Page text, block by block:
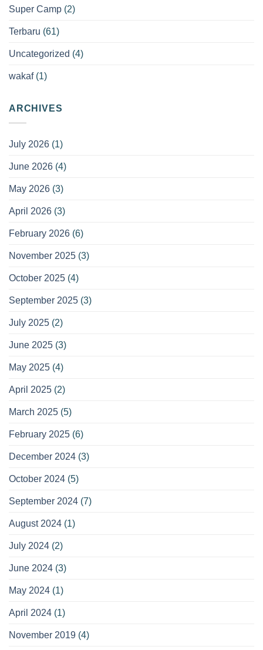
Super Camp (2)
Terbaru (61)
Uncategorized (4)
wakaf(1)
ARCHIVES
July 2026 (1)
June 2026 (4)
May 2026 (3)
April 2026 (3)
February 2026 (6)
November 2025 (3)
October 2025 (4)
September 2025 (3)
July 2025 (2)
June 2025 (3)
May 2025 (4)
April 2025 (2)
March 2025 (5)
February 2025 (6)
December 2024 (3)
October 2024 (5)
September 2024 (7)
August 2024 (1)
July 2024 (2)
June 2024 (3)
May 2024 (1)
April 2024 (1)
November 2019 (4)